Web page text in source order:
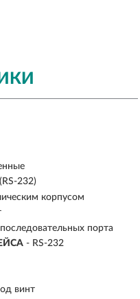
232)
корпусом
порта
- RS-232
винт